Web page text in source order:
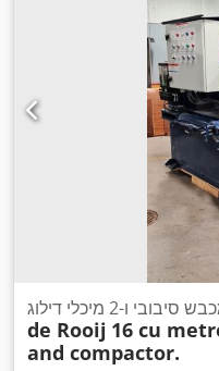
סיבובי ו-2 מיכלי דילוג
de Rooij 16 cu
and compactor.